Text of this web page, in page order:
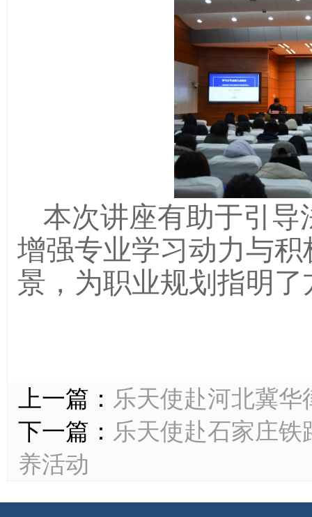
本次讲座有助于引导
增强专业学习动力与积
景，为职业规划指明了
上一篇： 乐天使赴河北冀
下一篇： 乐天使赴石家庄
养活动